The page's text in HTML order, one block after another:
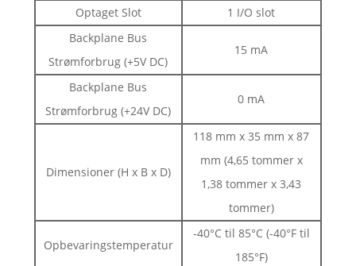
Optaget Slot
1 I/O slot
Backplane Bus
Strømforbrug (+5V DC)
15 mA
Backplane Bus
Strømforbrug (+24V DC)
0 mA
Dimensioner (H x B x D)
118 mm x 35 mm x 87
mm (4,65 tommer x
1,38 tommer x 3,43
tommer)
Opbevaringstemperatur
-40°C til 85°C (-40°F til
185°F)